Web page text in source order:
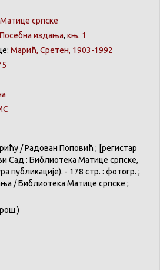
српске
Посебна издања, књ. 1
Марић, Сретен, 1903-1992
/ Радован Поповић ; [регистар
Сад : Библиотека Матице српске,
публикације). - 178 стр. : фотогр. ;
/ Библиотека Матице српске ;